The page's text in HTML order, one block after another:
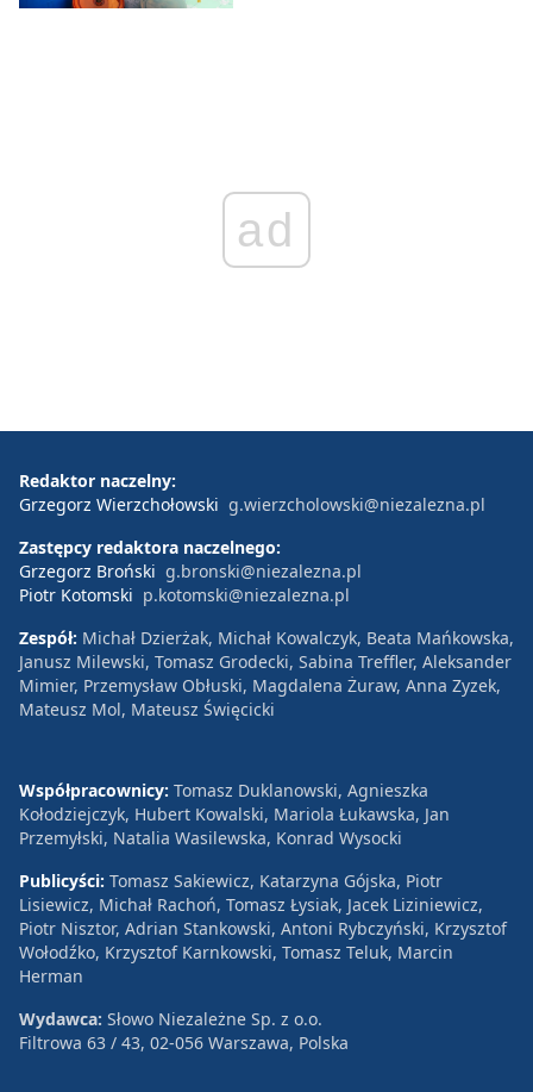
ad
Redaktor naczelny:
Grzegorz Wierzchołowski g.wierzcholowski@niezalezna.pl
Zastępcy redaktora naczelnego:
Grzegorz Broński g.bronski@niezalezna.pl
Piotr Kotomski p.kotomski@niezalezna.pl
Zespół: Michał Dzierżak, Michał Kowalczyk, Beata Mańkowska,
Janusz Milewski, Tomasz Grodecki, Sabina Treffler, Aleksander
Mimier, Przemysław Obłuski, Magdalena Żuraw, Anna Zyzek,
Mateusz Mol, Mateusz Święcicki
Współpracownicy: Tomasz Duklanowski, Agnieszka
Kołodziejczyk, Hubert Kowalski, Mariola Łukawska, Jan
Przemyłski, Natalia Wasilewska, Konrad Wysocki
Publicyści: Tomasz Sakiewicz, Katarzyna Gójska, Piotr
Lisiewicz, Michał Rachoń, Tomasz Łysiak, Jacek Liziniewicz,
Piotr Nisztor, Adrian Stankowski, Antoni Rybczyński, Krzysztof
Wołodźko, Krzysztof Karnkowski, Tomasz Teluk, Marcin
Herman
Wydawca: Słowo Niezależne Sp. z o.o.
Filtrowa 63 / 43, 02-056 Warszawa, Polska